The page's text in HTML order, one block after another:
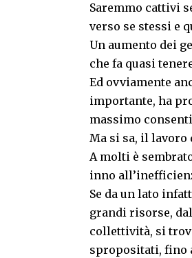
Saremmo cattivi
verso se stessi e
Un aumento dei
che fa quasi
Ed ovviamente
importante, ha
massimo
Ma si sa, il lavoro
A molti è
inno
Se da un lato
grandi risorse,
collettività, si
spropositati, fino